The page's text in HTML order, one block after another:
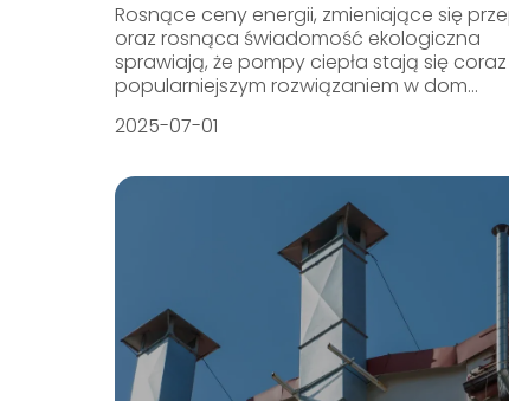
Rosnące ceny energii, zmieniające się
oraz rosnąca świadomość ekologiczna
sprawiają, że pompy ciepła stają się coraz
popularniejszym rozwiązaniem w dom...
2025-07-01